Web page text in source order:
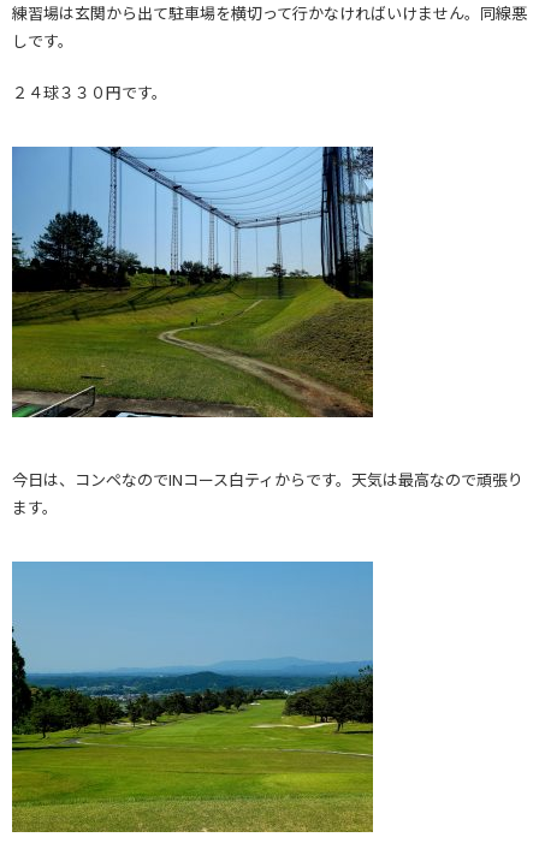
練習場は玄関から出て駐車場を横切って行かなければいけません。同線悪
しです。
２４球３３０円です。
今日は、コンペなのでINコース白ティからです。天気は最高なので頑張り
ます。